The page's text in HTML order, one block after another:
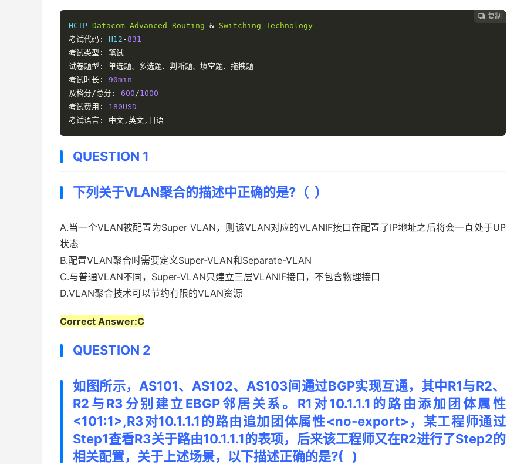
 复制
 复制
 复制
HCIP-Datacom-Advanced Routing & Switching Technology
考试代码:
H12 -831
考试类型:
笔试
试卷题型:
单选题、多选题、判断题、填空题、拖拽题
考试时长:
90min
及格分/总分:
600/1000
考试费用:
180USD
考试语言:
中文,英文,日语
QUESTION 1
下列关于VLAN聚合的描述中正确的是?（ ）
A.当一个VLAN被配置为Super VLAN，则该VLAN对应的VLANIF接口在配置了IP地址之后将会一直处于UP
状态
B.配置VLAN聚合时需要定义Super-VLAN和Separate-VLAN
C.与普通VLAN不同，Super-VLAN只建立三层VLANIF接口，不包含物理接口
D.VLAN聚合技术可以节约有限的VLAN资源
Correct Answer:C
QUESTION 2
如图所示，AS101、AS102、AS103间通过BGP实现互通，其中R1与R2、
R2与R3分别建立EBGP邻居关系。R1对10.1.1.1的路由添加团体属性
<101:1>,R3对10.1.1.1的路由追加团体属性<no-export> ，某工程师通过
Step1查看R3关于路由10.1.1.1的表项，后来该工程师又在R2进行了Step2的
相关配置，关于上述场景，以下描述正确的是?( )